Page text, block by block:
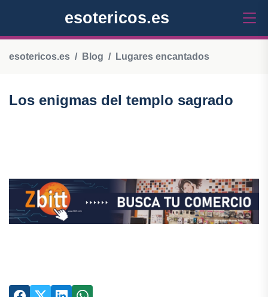
esotericos.es
esotericos.es Blog Lugares encantados
Los enigmas del templo sagrado